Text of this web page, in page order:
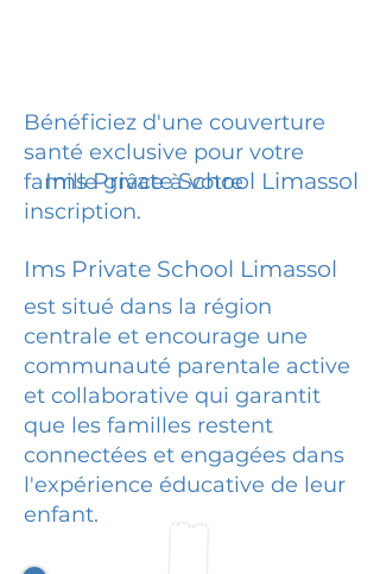
Bénéficiez d'une couverture
santé exclusive pour votre
famille grâce à votre
inscription.
Ims Private School Limassol
Ims Private School Limassol
est situé dans la région
centrale et encourage une
communauté parentale active
et collaborative qui garantit
que les familles restent
connectées et engagées dans
l'expérience éducative de leur
enfant.